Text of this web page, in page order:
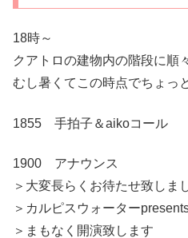
18時～
クアトロの建物内の階段に順
むし暑くてこの時点でちょっ
1855 手拍子＆aikoコール
1900 アナウンス
＞大変長らくお待たせ致しま
＞カルピスウォーター
＞まもなく開演致します